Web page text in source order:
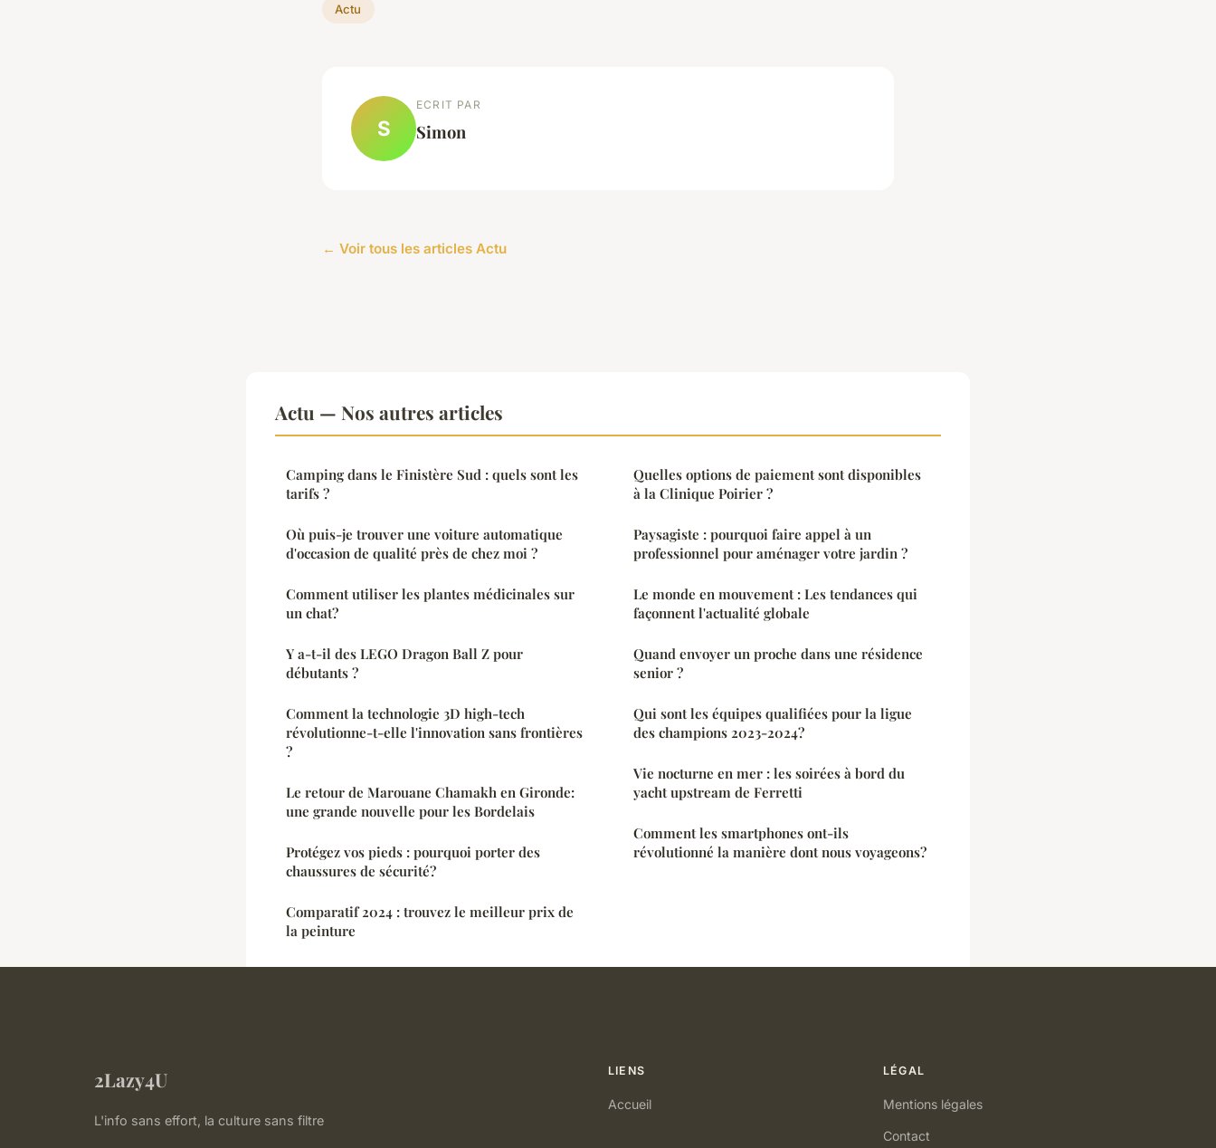
Actu
S
ECRIT PAR
Simon
← Voir tous les articles Actu
Actu — Nos autres articles
Camping dans le Finistère Sud : quels sont les
tarifs ?
Où puis-je trouver une voiture automatique
d'occasion de qualité près de chez moi ?
Comment utiliser les plantes médicinales sur
un chat?
Y a-t-il des LEGO Dragon Ball Z pour
débutants ?
Comment la technologie 3D high-tech
révolutionne-t-elle l'innovation sans frontières
?
Le retour de Marouane Chamakh en Gironde:
une grande nouvelle pour les Bordelais
Protégez vos pieds : pourquoi porter des
chaussures de sécurité?
Comparatif 2024 : trouvez le meilleur prix de
la peinture
Quelles options de paiement sont disponibles
à la Clinique Poirier ?
Paysagiste : pourquoi faire appel à un
professionnel pour aménager votre jardin ?
Le monde en mouvement : Les tendances qui
façonnent l'actualité globale
Quand envoyer un proche dans une résidence
senior ?
Qui sont les équipes qualifiées pour la ligue
des champions 2023-2024?
Vie nocturne en mer : les soirées à bord du
yacht upstream de Ferretti
Comment les smartphones ont-ils
révolutionné la manière dont nous voyageons?
2Lazy4U
L'info sans effort, la culture sans filtre
LIENS
Accueil
LÉGAL
Mentions légales
Contact